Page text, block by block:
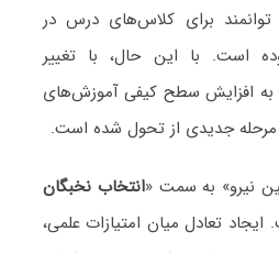
توانمند برای کلاس‌های درس در
است. با این حال، با تغییر
به افزایش سطح کیفی آموزش‌های
مرحله جدیدی از تحول شده است.
نیرو» به سمت «انتخاب نخبگان
ایجاد تعادل میان امتیازات علمی،